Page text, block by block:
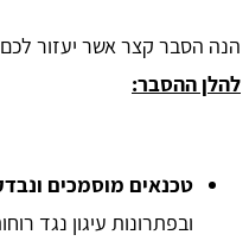
הנה הסבר קצר אשר יעזור
להלן ההסבר:
טכנאים מוסמכים
ובפתרונות עיגון נגד